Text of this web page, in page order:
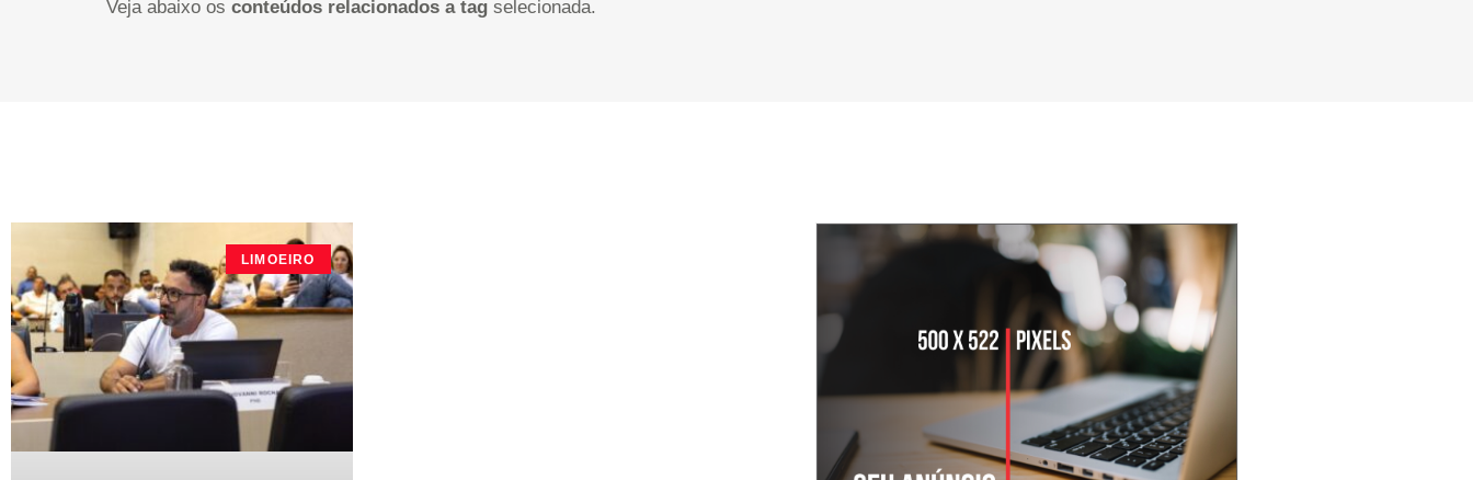
Veja abaixo os conteúdos relacionados a tagselecionada.
LIMOEIRO